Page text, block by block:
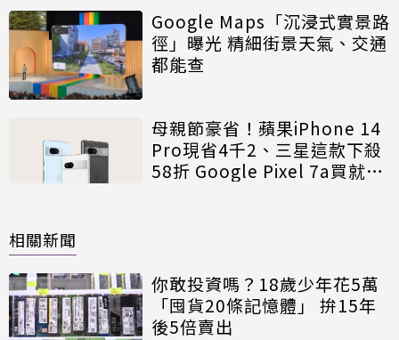
Google Maps「沉浸式實景路
徑」曝光 精細街景天氣、交通
都能查
母親節豪省！蘋果iPhone 14
Pro現省4千2、三星這款下殺
58折 Google Pixel 7a買就送
相關新聞
你敢投資嗎？18歲少年花5萬
「囤貨20條記憶體」 拚15年
後5倍賣出